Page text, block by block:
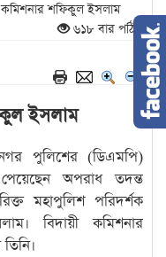
শফিকুল ইসলাম
৬১৮ বার পঠিত
ইসলাম
পুলিশের (ডিএমপি)
অপরাধ তদন্ত
মহাপুলিশ পরিদর্শক
বিদায়ী কমিশনার